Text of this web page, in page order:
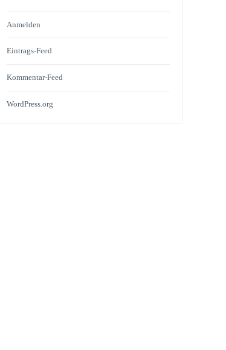
Anmelden
Eintrags-Feed
Kommentar-Feed
WordPress.org